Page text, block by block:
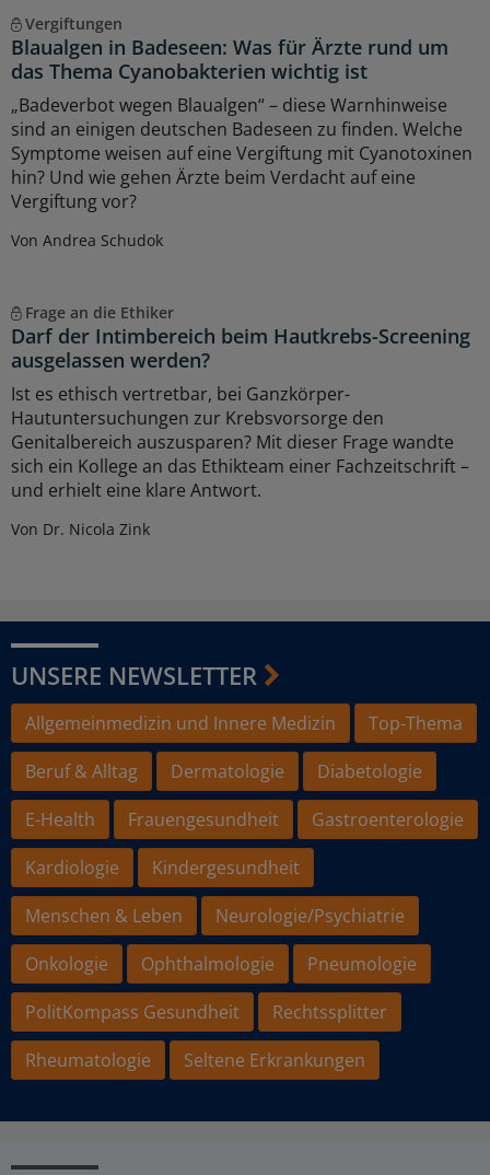
Vergiftungen
Blaualgen in Badeseen: Was für Ärzte rund um
das Thema Cyanobakterien wichtig ist
„Badeverbot wegen Blaualgen“ – diese Warnhinweise
sind an einigen deutschen Badeseen zu finden. Welche
Symptome weisen auf eine Vergiftung mit Cyanotoxinen
hin? Und wie gehen Ärzte beim Verdacht auf eine
Vergiftung vor?
Von Andrea Schudok
Frage an die Ethiker
Darf der Intimbereich beim Hautkrebs-Screening
ausgelassen werden?
Ist es ethisch vertretbar, bei Ganzkörper-
Hautuntersuchungen zur Krebsvorsorge den
Genitalbereich auszusparen? Mit dieser Frage wandte
sich ein Kollege an das Ethikteam einer Fachzeitschrift –
und erhielt eine klare Antwort.
Von Dr. Nicola Zink
UNSERE NEWSLETTER
Allgemeinmedizin und Innere Medizin
Top-Thema
Beruf & Alltag
Dermatologie
Diabetologie
E-Health
Frauengesundheit
Gastroenterologie
Kardiologie
Kindergesundheit
Menschen & Leben
Neurologie/Psychiatrie
Onkologie
Ophthalmologie
Pneumologie
PolitKompass Gesundheit
Rechtssplitter
Rheumatologie
Seltene Erkrankungen